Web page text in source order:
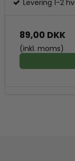
Levering 1-2
89,00 DKK
(inkl. moms)